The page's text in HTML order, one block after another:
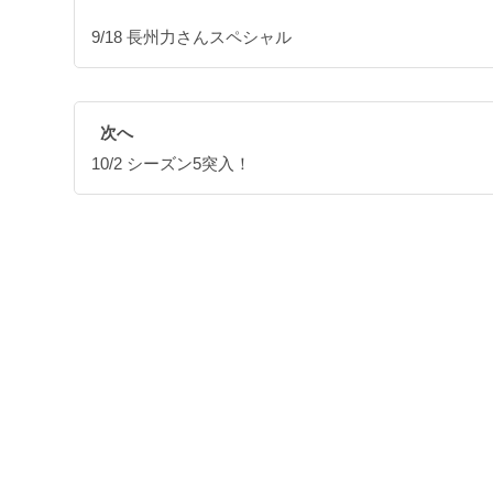
9/18 長州力さんスペシャル
次へ
10/2 シーズン5突入！